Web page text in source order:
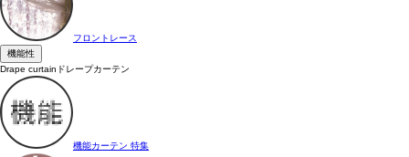
フロントレース
機能性
Drape curtain ドレープカーテン
機能カーテン 特集